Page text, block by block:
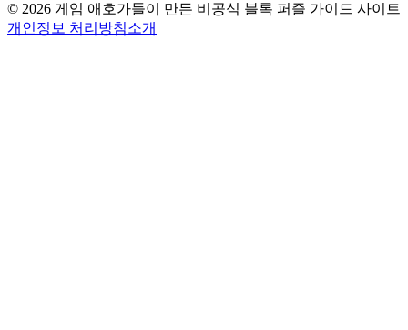
© 2026 게임 애호가들이 만든 비공식 블록 퍼즐 가이드 사이트
개인정보 처리방침소개